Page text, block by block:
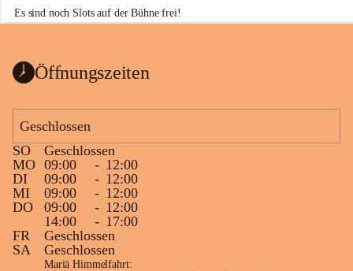
l
d
Es sind noch Slots auf der Bühne frei!
dann seid ihr 3.9.2026 bei unserer Summer Stage dabei!
Wir freuen uns auf euch!
Euer Jugendbüro
Öffnungszeiten
Geschlossen
SO
Geschlossen
MO 09:00 - 12:00
DI
09:00 - 12:00
MI
09:00 - 12:00
DO
09:00 - 12:00
14:00
- 17:00
FR
Geschlossen
SA
Geschlossen
Mariä Himmelfahrt: